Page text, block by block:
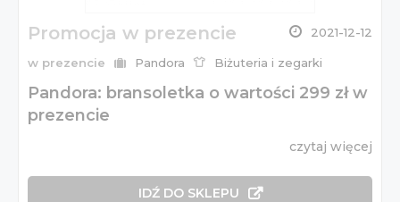
Promocja w prezencie 2021-12-12
w prezencie Pandora Biżuteria i zegarki
Pandora: bransoletka o wartości 299 zł w
prezencie
czytaj więcej
IDŹ DO SKLEPU